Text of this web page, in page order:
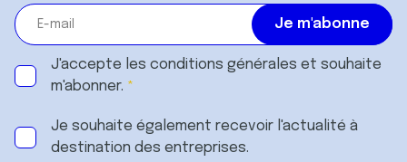
J'accepte les conditions générales et souhaite
m'abonner.
Je souhaite également recevoir l'actualité à
destination des entreprises.